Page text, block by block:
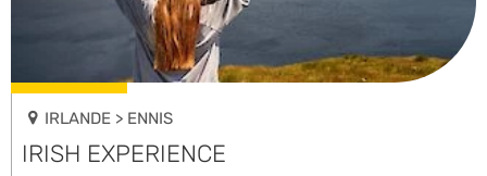
IRLANDE > ENNIS
IRISH EXPERIENCE